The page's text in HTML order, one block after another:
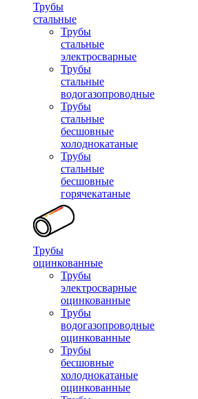
Трубы
стальные
Трубы
стальные
электросварные
Трубы
стальные
водогазопроводные
Трубы
стальные
бесшовные
холоднокатаные
Трубы
стальные
бесшовные
горячекатаные
Трубы
оцинкованные
Трубы
электросварные
оцинкованные
Трубы
водогазопроводные
оцинкованные
Трубы
бесшовные
холоднокатаные
оцинкованные